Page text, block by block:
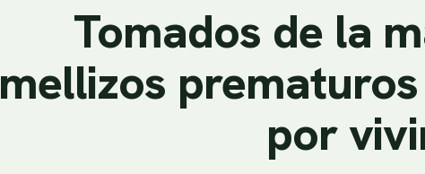
Tomados de la
mellizos
por